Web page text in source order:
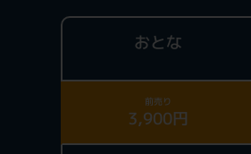
おとな
前売り
3,900円